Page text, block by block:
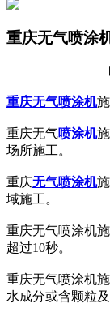
重庆无气喷涂
重庆无气喷涂机
重庆无气喷涂机
场所施工。
重庆无气喷涂机
域施工。
重庆无气喷涂机
超过10秒。
重庆无气喷涂机
水成分或含颗粒